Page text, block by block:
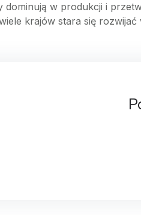
dominują w produkcji i
krajów stara się